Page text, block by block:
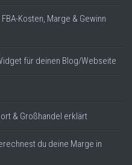
Kosten, Marge & Gewinn
für deinen Blog/Webseite
& Großhandel erklärt
du deine Marge in